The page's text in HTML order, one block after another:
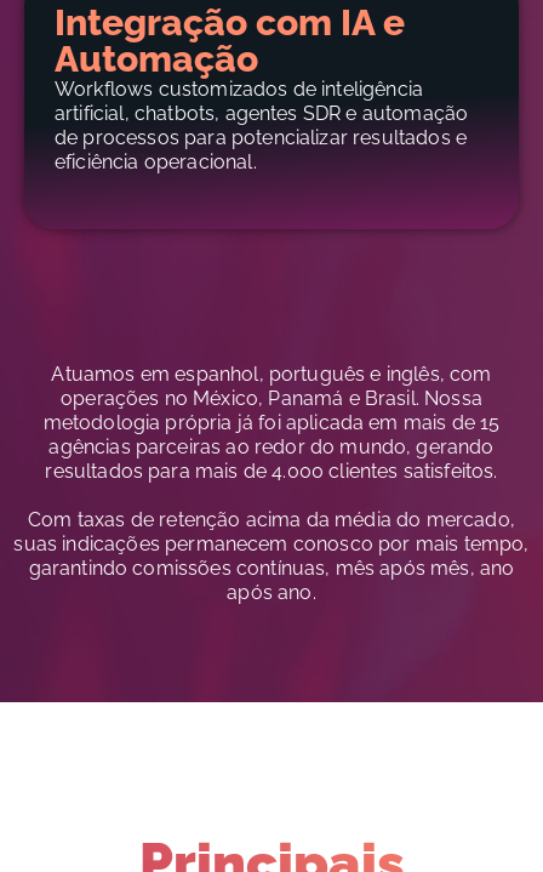
Integração com IA e
Automação
Workflows customizados de inteligência
artificial, chatbots, agentes SDR e automação
de processos para potencializar resultados e
eficiência operacional.
Atuamos em espanhol, português e inglês, com
operações no México, Panamá e Brasil. Nossa
metodologia própria já foi aplicada em mais de 15
agências parceiras ao redor do mundo, gerando
resultados para mais de 4.000 clientes satisfeitos.
Com taxas de retenção acima da média do mercado,
suas indicações permanecem conosco por mais tempo,
garantindo comissões contínuas, mês após mês, ano
após ano.